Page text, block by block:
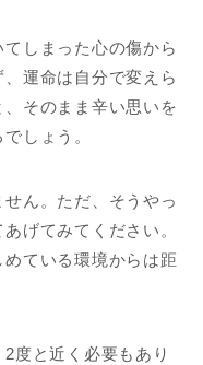
しまった心の傷から
運命は自分で変えら
そのまま辛い思いを
しょう。
ん。ただ、そうやっ
げてみてください。
ている環境からは距
度と近く必要もあり